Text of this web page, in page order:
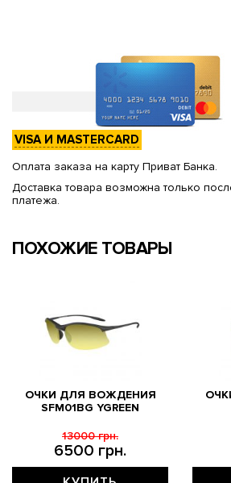
VISA И MASTERCARD
Оплата заказа на карту Приват Банка.
Доставка товара возможна только
платежа.
ПОХОЖИЕ ТОВАРЫ
ОЧКИ ДЛЯ ВОЖДЕНИЯ
SFM01BG YGREEN
6500 грн.
13000 грн.